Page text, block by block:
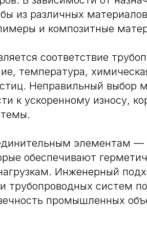
из различных
и композитные
соответствие
температура,
Неправильный выбор
к ускоренному износу,
элементам
обеспечивают
Инженерный
трубопроводных систем
промышленных